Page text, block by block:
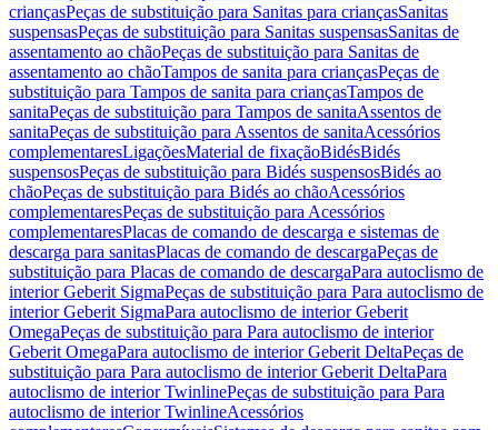
criançasPeças de substituição para Sanitas para criançasSanitas
suspensasPeças de substituição para Sanitas suspensasSanitas de
assentamento ao chãoPeças de substituição para Sanitas de
assentamento ao chãoTampos de sanita para criançasPeças de
substituição para Tampos de sanita para criançasTampos de
sanitaPeças de substituição para Tampos de sanitaAssentos de
sanitaPeças de substituição para Assentos de sanitaAcessórios
complementaresLigaçõesMaterial de fixaçãoBidésBidés
suspensosPeças de substituição para Bidés suspensosBidés ao
chãoPeças de substituição para Bidés ao chãoAcessórios
complementaresPeças de substituição para Acessórios
complementaresPlacas de comando de descarga e sistemas de
descarga para sanitasPlacas de comando de descargaPeças de
substituição para Placas de comando de descargaPara autoclismo de
interior Geberit SigmaPeças de substituição para Para autoclismo de
interior Geberit SigmaPara autoclismo de interior Geberit
OmegaPeças de substituição para Para autoclismo de interior
Geberit OmegaPara autoclismo de interior Geberit DeltaPeças de
substituição para Para autoclismo de interior Geberit DeltaPara
autoclismo de interior TwinlinePeças de substituição para Para
autoclismo de interior TwinlineAcessórios